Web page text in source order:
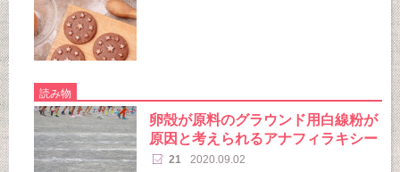
読み物
卵殻が原料のグラウンド用白線粉が
原因と考えられるアナフィラキシー
21 2020.09.02